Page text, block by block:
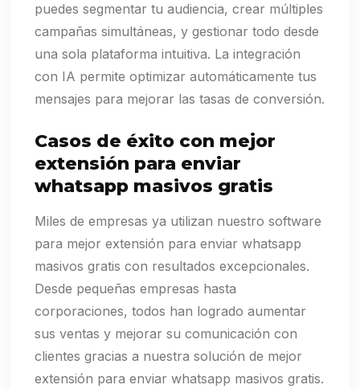
puedes segmentar tu audiencia, crear múltiples
campañas simultáneas, y gestionar todo desde
una sola plataforma intuitiva. La integración
con IA permite optimizar automáticamente tus
mensajes para mejorar las tasas de conversión.
Casos de éxito con mejor
extensión para enviar
whatsapp masivos gratis
Miles de empresas ya utilizan nuestro software
para mejor extensión para enviar whatsapp
masivos gratis con resultados excepcionales.
Desde pequeñas empresas hasta
corporaciones, todos han logrado aumentar
sus ventas y mejorar su comunicación con
clientes gracias a nuestra solución de mejor
extensión para enviar whatsapp masivos gratis.